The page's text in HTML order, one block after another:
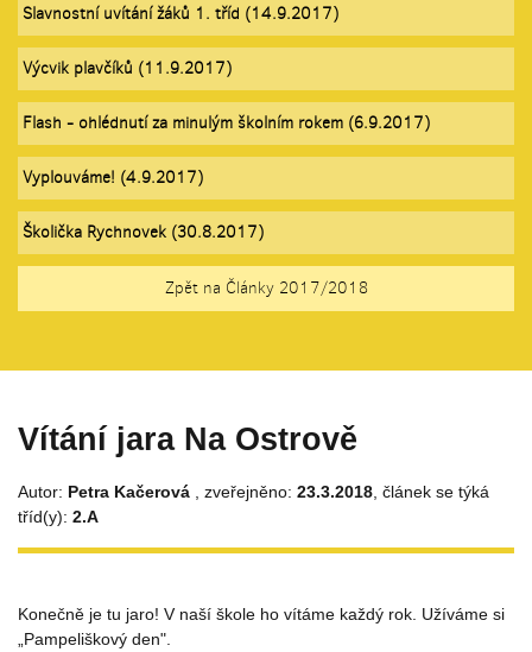
Slavnostní uvítání žáků 1. tříd (14.9.2017)
Výcvik plavčíků (11.9.2017)
Flash - ohlédnutí za minulým školním rokem (6.9.2017)
Vyplouváme! (4.9.2017)
Školička Rychnovek (30.8.2017)
Zpět na Články 2017/2018
Vítání jara Na Ostrově
Autor: Petra Kačerová , zveřejněno: 23.3.2018 , článek se týká
tříd(y): 2.A
Konečně je tu jaro! V naší škole ho vítáme každý rok. Užíváme si
„Pampeliškový den".